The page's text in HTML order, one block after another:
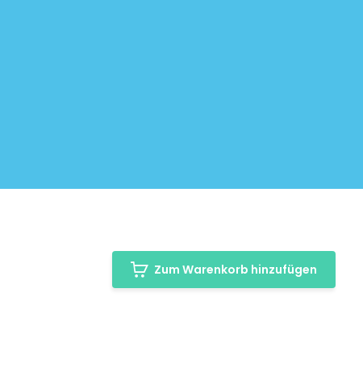
Zum Warenkorb hinzufügen